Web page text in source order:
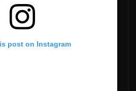
post on Instagram